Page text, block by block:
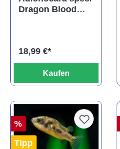
Dragon Blood
18,99 €*
Kaufen
%
Tipp